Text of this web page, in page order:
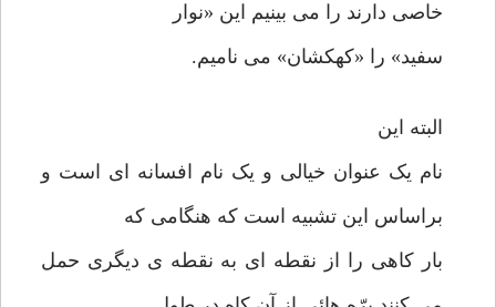
خاصی دارند را می بینیم این «نوار
سفید» را «کهکشان» می نامیم.
البته این
نام یک عنوان خیالی و یک نام افسانه ای است و
براساس این تشبیه است که هنگامی که
بار کاهی را از نقطه ای به نقطه ی دیگری حمل